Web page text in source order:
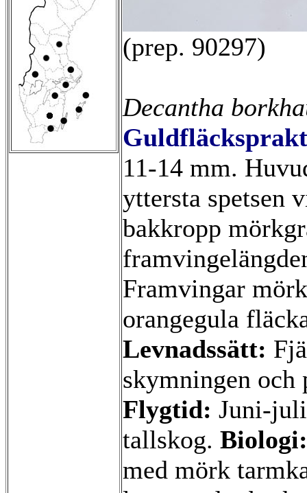
(prep. 90297)
Decantha
11-14 mm.
yttersta spetsen
bakkropp
Framvingar
orangegula
Levnadssätt:
skymningen
Flygtid: Juni-
tallskog. Biologi:
med mörk